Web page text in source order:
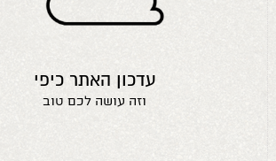
עדכון האתר כיפי
וזה עושה לכם טוב